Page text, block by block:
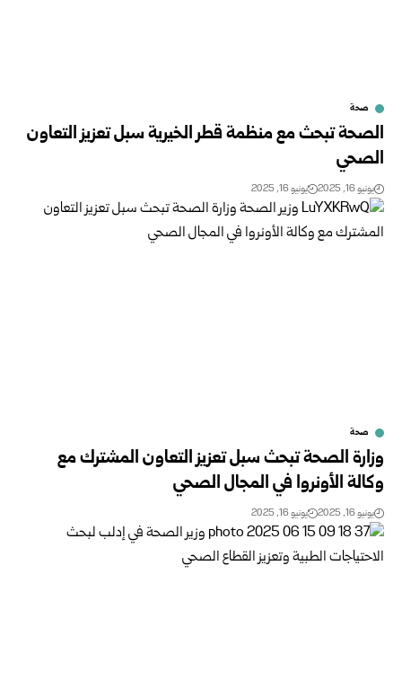
صحة
الصحة تبحث مع منظمة قطر الخيرية سبل تعزيز التعاون
الصحي
يونيو 16, 2025 يونيو 16, 2025
صحة
وزارة الصحة تبحث سبل تعزيز التعاون المشترك مع
وكالة الأونروا في المجال الصحي
يونيو 16, 2025 يونيو 16, 2025